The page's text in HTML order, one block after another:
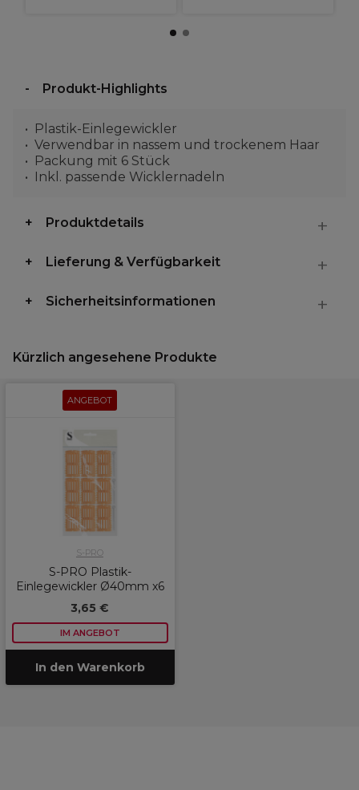
Produkt-Highlights
Plastik-Einlegewickler
Verwendbar in nassem und trockenem Haar
Packung mit 6 Stück
Inkl. passende Wicklernadeln
Produktdetails
Lieferung & Verfügbarkeit
Sicherheitsinformationen
Kürzlich angesehene Produkte
ANGEBOT
S-PRO
S-PRO Plastik-
Einlegewickler Ø40mm x6
3,65 €
IM ANGEBOT
In den Warenkorb